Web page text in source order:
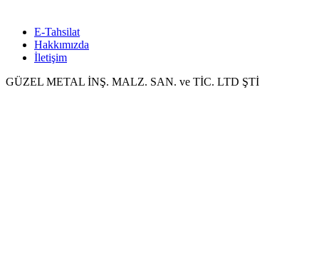
E-Tahsilat
Hakkımızda
İletişim
GÜZEL METAL İNŞ. MALZ. SAN. ve TİC. LTD ŞTİ